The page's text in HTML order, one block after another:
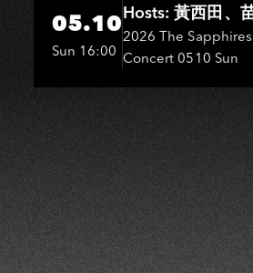
05.10
Sun 16:00
Hosts: 黃西田、
君．Entertainers:
嬤-吳敏、王彩樺
淑敏、施文彬、
雯、陳孟賢、黃
2026 The
Concert 0510 Sun